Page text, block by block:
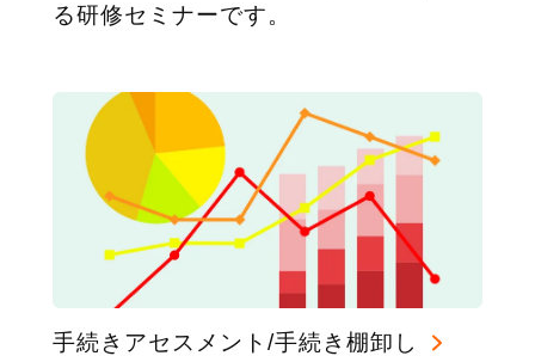
る研修セミナーです。
手続きアセスメント/手続き棚卸し